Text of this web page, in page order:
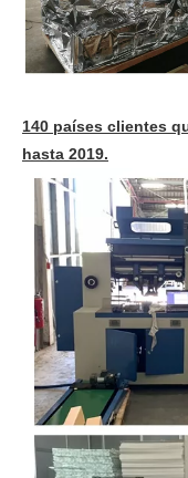
140 países clientes
hasta 2019.